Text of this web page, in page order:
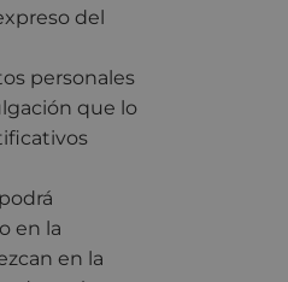
del
personales
que lo
en la
en la